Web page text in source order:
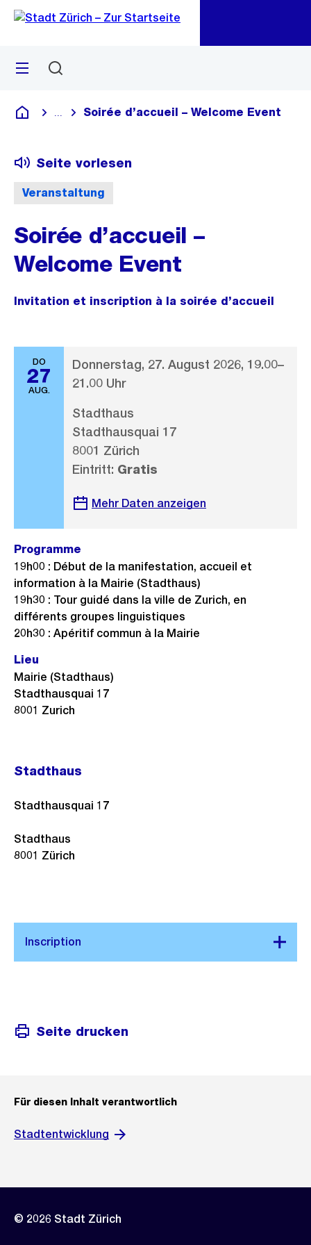
Navigation
Sprunglink
Menü
Deutsch
Blende alle Breadcrumbs ein
Soirée d’accueil – Welcome Event
Veranstaltung
Seite vorlesen
Soirée d’accueil –
Welcome Event
Invitation et inscription à la soirée d’accueil
DO
27
AUG.
Donnerstag, 27. August 2026, 19.00–
21.00 Uhr
Stadthaus
Stadthausquai 17
8001 Zürich
Eintritt: Gratis
Mehr Daten anzeigen
Programme
19h00 : Début de la manifestation, accueil et
information à la Mairie (Stadthaus)
19h30 : Tour guidé dans la ville de Zurich, en
différents groupes linguistiques
20h30 : Apéritif commun à la Mairie
Lieu
Mairie (Stadthaus)
Stadthausquai 17
8001 Zurich
Stadthaus
Stadthausquai 17
Stadthaus
8001 Zürich
Seite drucken
Für diesen Inhalt verantwortlich
Stadtentwicklung
© 2026 Stadt Zürich